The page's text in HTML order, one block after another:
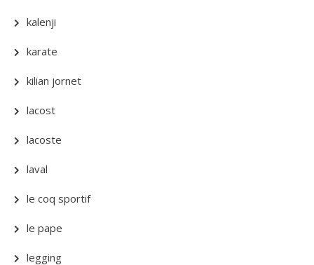
kalenji
karate
kilian jornet
lacost
lacoste
laval
le coq sportif
le pape
legging